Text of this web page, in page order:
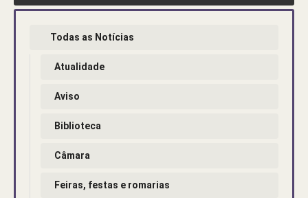
Todas as Notícias
Atualidade
Aviso
Biblioteca
Câmara
Feiras, festas e romarias